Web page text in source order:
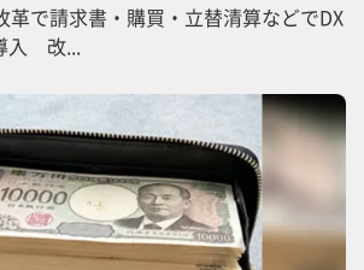
革で請求書・購買・立替清算などでDX
入 改...